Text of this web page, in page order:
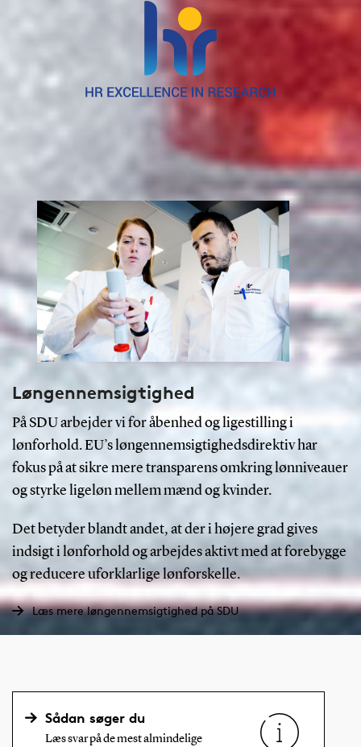
Løngennemsigtighed
På SDU arbejder vi for åbenhed og ligestilling i
lønforhold. EU’s løngennemsigtighedsdirektiv har
fokus på at sikre mere transparens omkring lønniveauer
og styrke ligeløn mellem mænd og kvinder.
Det betyder blandt andet, at der i højere grad gives
indsigt i lønforhold og arbejdes aktivt med at forebygge
og reducere uforklarlige lønforskelle.
Læs mere løngennemsigtighed på SDU
Sådan søger du
Læs svar på de mest almindelige